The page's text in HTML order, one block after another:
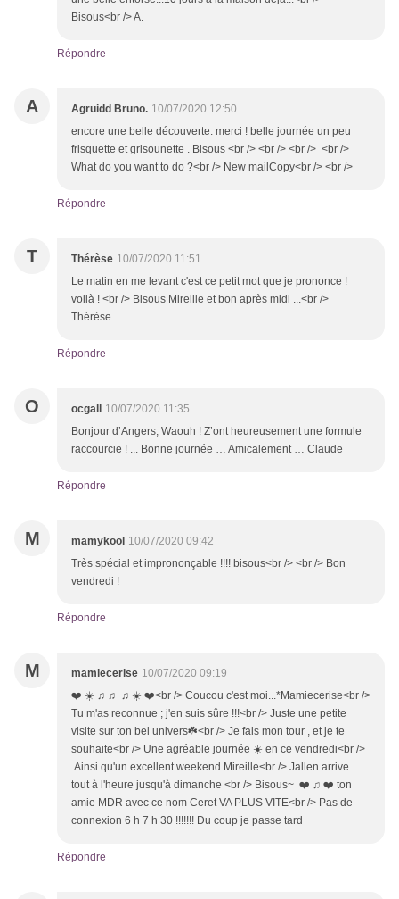
Bisous<br /> A.
Répondre
A Agruidd Bruno. 10/07/2020 12:50
encore une belle découverte: merci ! belle journée un peu
frisquette et grisounette . Bisous <br /> <br /> <br /> <br />
What do you want to do ?<br /> New mailCopy<br /> <br />
Répondre
T Thérèse 10/07/2020 11:51
Le matin en me levant c'est ce petit mot que je prononce !
voilà ! <br /> Bisous Mireille et bon après midi ...<br />
Thérèse
Répondre
O ocgall
10/07/2020 11:35
Bonjour d’Angers, Waouh ! Z’ont heureusement une formule
raccourcie ! ... Bonne journée … Amicalement … Claude
Répondre
M mamykool 10/07/2020 09:42
Très spécial et imprononçable !!!! bisous<br /> <br /> Bon
vendredi !
Répondre
M mamiecerise 10/07/2020 09:19
❤️ ☀️ ♫ ♫ ♫ ☀️ ❤️<br /> Coucou c'est moi...*Mamiecerise<br />
Tu m'as reconnue ; j'en suis sûre !!!<br /> Juste une petite
visite sur ton bel univers☘️<br /> Je fais mon tour , et je te
souhaite<br /> Une agréable journée ☀️ en ce vendredi<br />
Ainsi qu'un excellent weekend Mireille<br /> Jallen arrive
tout à l'heure jusqu'à dimanche <br /> Bisous~ ❤️ ♫ ❤️ ton
amie MDR avec ce nom Ceret VA PLUS VITE<br /> Pas de
connexion 6 h 7 h 30 !!!!!!! Du coup je passe tard
Répondre